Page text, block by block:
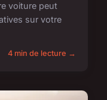
voiture peut
sur votre
4 min de lecture →